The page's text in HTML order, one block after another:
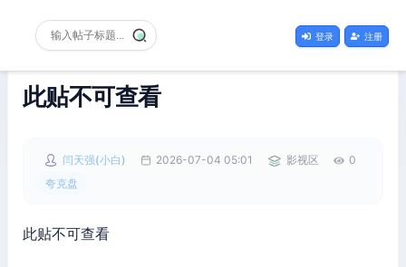
登录 注册
此贴不可查看
闫天强(小白) 2026-07-04 05:01 影视区
0
夸克盘
此贴不可查看